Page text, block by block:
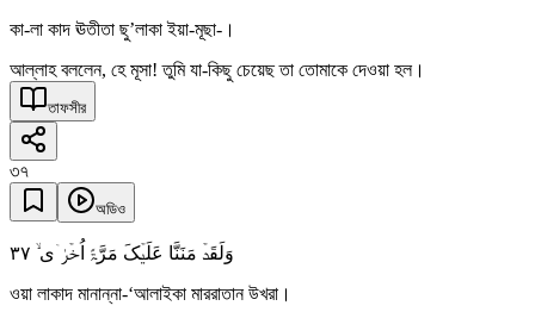
কা-লা কাদ ঊতীতা ছু’লাকা ইয়া-মূছা-।
আল্লাহ বললেন, হে মূসা! তুমি যা-কিছু চেয়েছ তা তোমাকে দেওয়া হল।
তাফসীর
৩৭
অডিও
وَلَقَدۡ مَنَنَّا عَلَیۡکَ مَرَّۃً اُخۡرٰۤی ۙ ٣٧
ওয়া লাকাদ মানান্না-‘আলাইকা মাররাতান উখরা।